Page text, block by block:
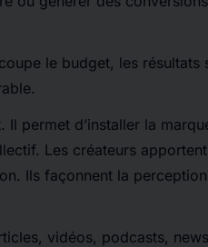
le budget, les résultats
permet d’installer la
Les créateurs
Ils façonnent la
vidéos, podcasts,